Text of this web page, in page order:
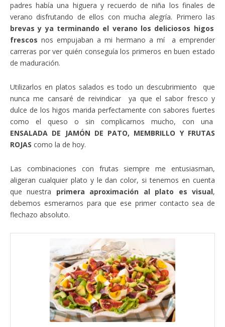
padres había una higuera y recuerdo de niña los finales de
verano disfrutando de ellos con mucha alegría. Primero las
brevas y ya terminando el verano los deliciosos higos
frescos nos empujaban a mi hermano a mí a emprender
carreras por ver quién conseguía los primeros en buen estado
de maduración.
Utilizarlos en platos salados es todo un descubrimiento que
nunca me cansaré de reivindicar ya que el sabor fresco y
dulce de los higos marida perfectamente con sabores fuertes
como el queso o sin complicarnos mucho, con una
ENSALADA DE JAMÓN DE PATO, MEMBRILLO Y FRUTAS
ROJAS como la de hoy.
Las combinaciones con frutas siempre me entusiasman,
aligeran cualquier plato y le dan color, si tenemos en cuenta
que nuestra primera aproximación al plato es visual,
debemos esmerarnos para que ese primer contacto sea de
flechazo absoluto.